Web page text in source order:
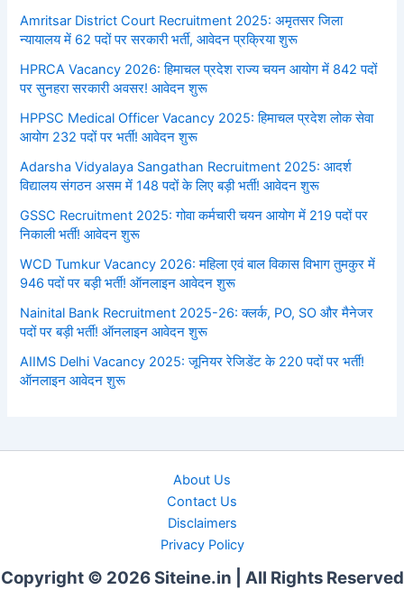
Amritsar District Court Recruitment 2025: अमृतसर जिला
न्यायालय में 62 पदों पर सरकारी भर्ती, आवेदन प्रक्रिया शुरू
HPRCA Vacancy 2026: हिमाचल प्रदेश राज्य चयन आयोग में 842 पदों
पर सुनहरा सरकारी अवसर! आवेदन शुरू
HPPSC Medical Officer Vacancy 2025: हिमाचल प्रदेश लोक सेवा
आयोग 232 पदों पर भर्ती! आवेदन शुरू
Adarsha Vidyalaya Sangathan Recruitment 2025: आदर्श
विद्यालय संगठन असम में 148 पदों के लिए बड़ी भर्ती! आवेदन शुरू
GSSC Recruitment 2025: गोवा कर्मचारी चयन आयोग में 219 पदों पर
निकाली भर्ती! आवेदन शुरू
WCD Tumkur Vacancy 2026: महिला एवं बाल विकास विभाग तुमकुर में
946 पदों पर बड़ी भर्ती! ऑनलाइन आवेदन शुरू
Nainital Bank Recruitment 2025-26: क्लर्क, PO, SO और मैनेजर
पदों पर बड़ी भर्ती! ऑनलाइन आवेदन शुरू
AIIMS Delhi Vacancy 2025: जूनियर रेजिडेंट के 220 पदों पर भर्ती!
ऑनलाइन आवेदन शुरू
About Us
Contact Us
Disclaimers
Privacy Policy
Copyright © 2026 Siteine.in | All Rights Reserved